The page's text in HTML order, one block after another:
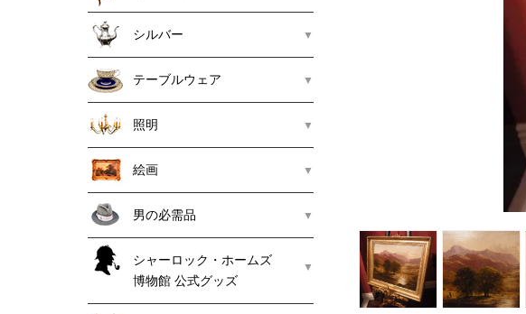
シルバー
テーブルウェア
照明
絵画
男の必需品
シャーロック・ホームズ
博物館 公式グッズ